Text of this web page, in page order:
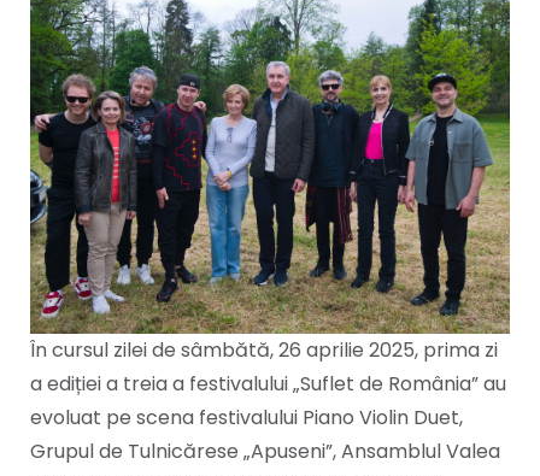
În cursul zilei de sâmbătă, 26 aprilie 2025, prima zi
a ediției a treia a festivalului „Suflet de România” au
evoluat pe scena festivalului Piano Violin Duet,
Grupul de Tulnicărese „Apuseni”, Ansamblul Valea